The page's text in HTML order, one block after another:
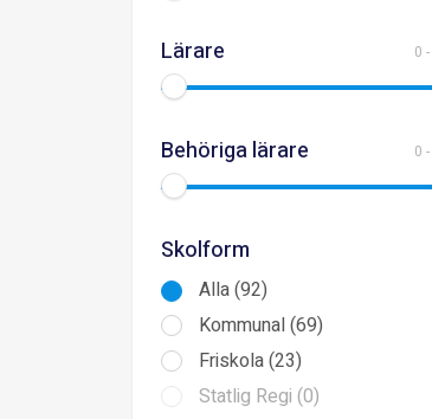
Lärare 0 -
Behöriga lärare 0 -
Skolform
Alla (92)
Kommunal (69)
Friskola (23)
Statlig Regi (0)